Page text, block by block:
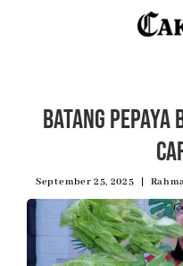
Batang Pepaya
September 25, 2025